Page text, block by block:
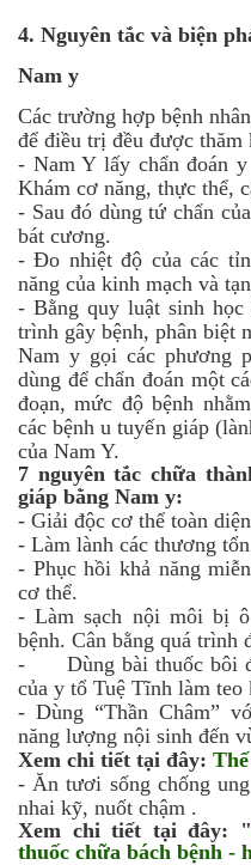
4. Nguyên tắc và biện
Nam y
Các trường hợp bệnh
để điều trị đều được
- Nam Y lấy chẩn đoán
Khám cơ năng, thực thể,
- Sau đó dùng tứ chẩn
bát cương.
- Đo nhiệt độ của các
năng của kinh mạch và
- Bằng quy luật sinh
trình gây bệnh, phân biệt
Nam y gọi các phương
dùng để chẩn đoán một
đoạn, mức độ bệnh
các bệnh u tuyến giáp
của Nam Y.
7 nguyên tắc chữa
giáp bằng Nam y:
- Giải độc cơ thể toàn
- Làm lành các thương
- Phục hồi khả năng
cơ thể.
- Làm sạch nội môi bị
bệnh. Cân bằng quá trình
- Dùng bài thuốc bôi
của y tổ Tuệ Tĩnh làm
- Dùng “Thần Châm”
năng lượng nội sinh đến
Xem chi tiết tại đây:
- Ăn tươi sống chống
nhai kỹ, nuốt chậm .
Xem chi tiết tại đây: "
thuốc chữa bách bệnh -